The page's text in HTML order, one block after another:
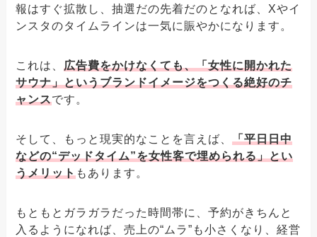
報はすぐ拡散し、抽選だの先着だのとなれば、Xやイ
ンスタのタイムラインは一気に賑やかになります。
これは、広告費をかけなくても、「女性に開かれた
サウナ」というブランドイメージをつくる絶好のチ
ャンスです。
そして、もっと現実的なことを言えば、「平日日中
などの“デッドタイム”を女性客で埋められる」とい
うメリットもあります。
もともとガラガラだった時間帯に、予約がきちんと
入るようになれば、売上の“ムラ”も小さくなり、経営